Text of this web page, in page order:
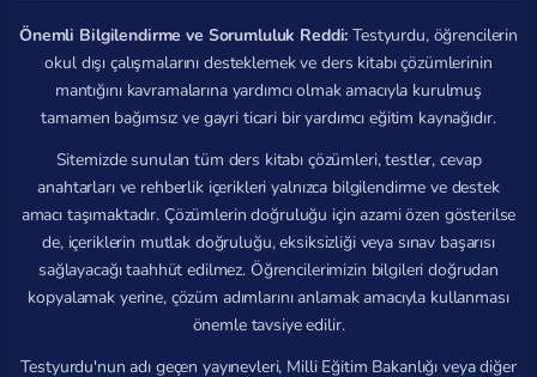
Önemli Bilgilendirme ve Sorumluluk Reddi: Testyurdu, öğrencilerin
okul dışı çalışmalarını desteklemek ve ders kitabı çözümlerinin
mantığını kavramalarına yardımcı olmak amacıyla kurulmuş
tamamen bağımsız ve gayri ticari bir yardımcı eğitim kaynağıdır.
Sitemizde sunulan tüm ders kitabı çözümleri, testler, cevap
anahtarları ve rehberlik içerikleri yalnızca bilgilendirme ve destek
amacı taşımaktadır. Çözümlerin doğruluğu için azami özen gösterilse
de, içeriklerin mutlak doğruluğu, eksiksizliği veya sınav başarısı
sağlayacağı taahhüt edilmez. Öğrencilerimizin bilgileri doğrudan
kopyalamak yerine, çözüm adımlarını anlamak amacıyla kullanması
önemle tavsiye edilir.
Testyurdu'nun adı geçen yayınevleri, Milli Eğitim Bakanlığı veya diğer